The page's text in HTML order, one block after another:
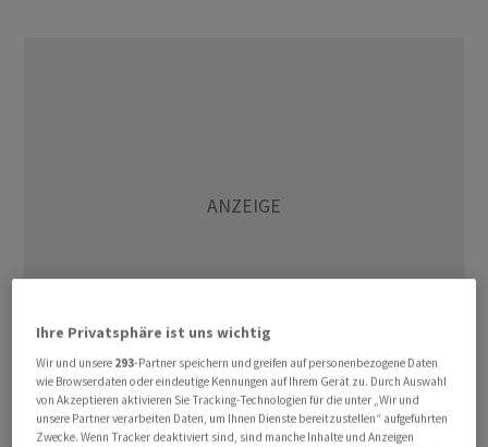
Ausgestanden sei der Engpass damit aber nicht, fügte
Grosse-Loheide hinzu. "Die Halbleiterkrise ist nicht
Ihre Privatsphäre ist uns wichtig
Wir und unsere 293-Partner speichern und greifen auf personenbezogene Daten
wie Browserdaten oder eindeutige Kennungen auf Ihrem Gerät zu. Durch Auswahl
von Akzeptieren aktivieren Sie Tracking-Technologien für die unter „Wir und
unsere Partner verarbeiten Daten, um Ihnen Dienste bereitzustellen“ aufgeführten
Zwecke. Wenn Tracker deaktiviert sind, sind manche Inhalte und Anzeigen